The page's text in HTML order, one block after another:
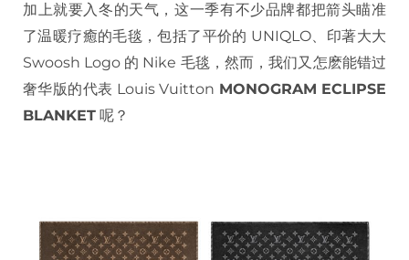
加上就要入冬的天气，这一季有不少品牌都把箭头瞄准
了温暖疗癒的毛毯，包括了平价的 UNIQLO、印著大大
Swoosh Logo 的 Nike 毛毯，然而，我们又怎麽能错过
奢华版的代表 Louis Vuitton MONOGRAM ECLIPSE
BLANKET 呢？